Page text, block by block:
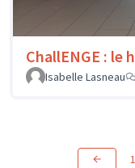
ChallENGE : le
Isabelle Lasneau
1